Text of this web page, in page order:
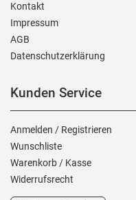
Kontakt
Impressum
AGB
Daten­schutz­erklärung
Kunden Service
Anmelden / Registrieren
Wunschliste
Warenkorb / Kasse
Widerrufs­recht